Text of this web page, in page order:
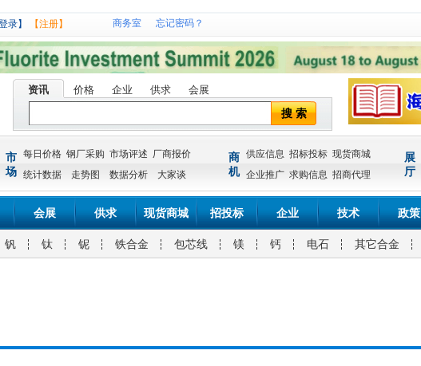
录】 【注册】 商务室 忘记密码？
资讯 价格 企业 供求 会展
搜 索
市
场
每日价格 钢厂采购 市场评述 厂商报价
统计数据
走势图 数据分析 大家谈
商
机
供应信息 招标投标 现货商城
企业推广 求购信息 招商代理
展
厅
会展 供求 现货商城 招投标 企业 技术 政策
钒 钛 铌 铁合金 包芯线 镁 钙 电石 其它合金